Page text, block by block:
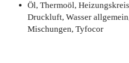
Öl, Thermoöl,
Druckluft, Wasser
Mischungen, Tyfocor